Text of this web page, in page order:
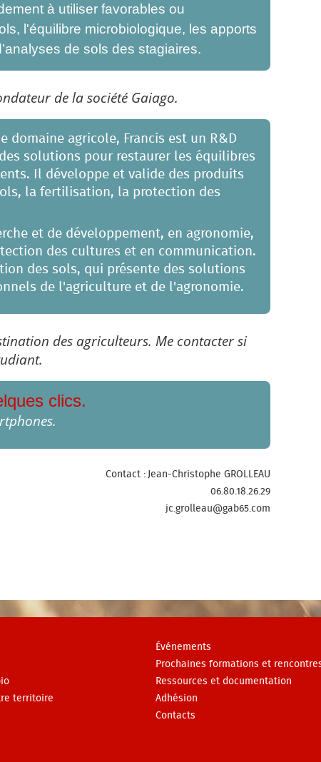
à utiliser favorables ou
l'équilibre microbiologique, les apports
de sols des stagiaires.
de la société Gaiago.
domaine agricole, Francis est un R&D
solutions pour restaurer les équilibres
Il développe et valide des produits
la fertilisation, la protection des
et de développement, en agronomie,
des cultures et en communication.
des sols, qui présente des solutions
de l'agriculture et de l'agronomie.
des agriculteurs. Me contacter si
clics.
Contact : Jean-Christophe GROLLEAU
06.80.18.26.29
jc.grolleau@gab65.com
territoire
Événements
Prochaines formations et
Ressources et documentation
Adhésion
Contacts